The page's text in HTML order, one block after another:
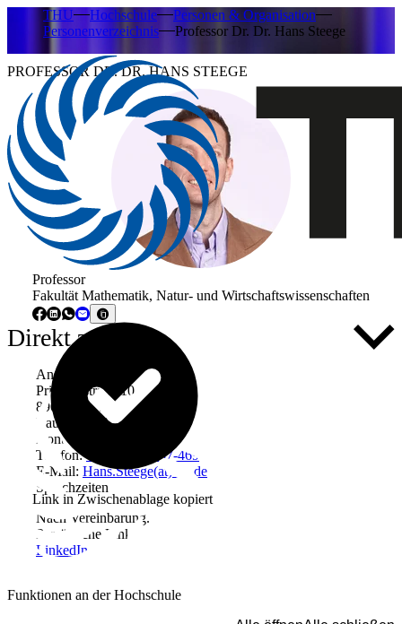
THU Hochschule
Personen & Organisation
Personenverzeichnis
Professor Dr. Dr. Hans Steege
PROFESSOR DR. DR. HANS STEEGE
Professor
Fakultät Mathematik, Natur- und Wirtschaftswissenschaften
Link in Zwischenablage kopiert
Direkt zu ...
Anschrift
Prittwitzstraße 10
89075 Ulm
Raum: A310
Kontakt
Telefon:+49 731 96537-469
E-Mail: Hans.Steege(at)thu.de
Sprechzeiten
Nach Vereinbarung.
Persönliche Links
LinkedIn
Funktionen an der Hochschule